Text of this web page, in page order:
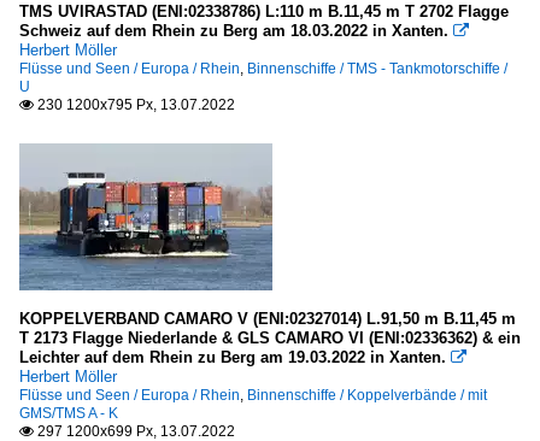
TMS UVIRASTAD (ENI:02338786) L:110 m B.11,45 m T 2702 Flagge
Schweiz auf dem Rhein zu Berg am 18.03.2022 in Xanten. 
Herbert Möller
Flüsse und Seen / Europa / Rhein Binnenschiffe / TMS - Tankmotorschiffe /
U
 230 1200x795 Px, 13.07.2022
KOPPELVERBAND CAMARO V (ENI:02327014) L.91,50 m B.11,45 m
T 2173 Flagge Niederlande & GLS CAMARO VI (ENI:02336362) & ein
Leichter auf dem Rhein zu Berg am 19.03.2022 in Xanten. 
Herbert Möller
Flüsse und Seen / Europa / Rhein Binnenschiffe / Koppelverbände / mit
GMS/TMS A - K
 297 1200x699 Px, 13.07.2022